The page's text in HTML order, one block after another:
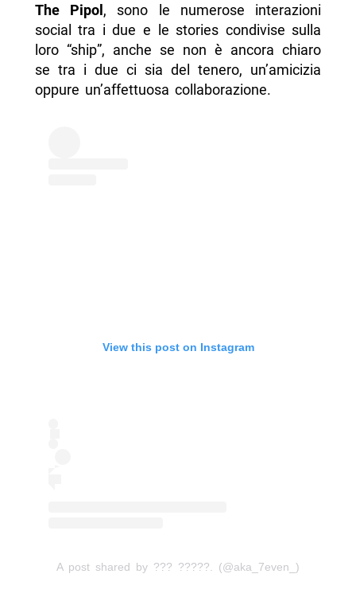
The Pipol, sono le numerose interazioni
social tra i due e le stories condivise sulla
loro “ship”, anche se non è ancora chiaro
se tra i due ci sia del tenero, un’amicizia
oppure un’affettuosa collaborazione.
View this post on Instagram
A post shared by ??? ?????. (@aka_7even_)